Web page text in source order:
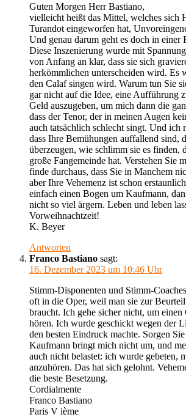
Guten Morgen Herr Bastiano,
vielleicht heißt das Mittel, welches sich
Turandot eingeworfen hat,
Und genau darum geht es doch in einer
Diese Inszenierung wurde mit
von Anfang an klar, dass sie sich
herkömmlichen unterscheiden wird. Es
den Calaf singen wird. Warum tun Sie
gar nicht auf die Idee, eine Aufführung
Geld auszugeben, um mich dann die
dass der Tenor, der in meinen Augen
auch tatsächlich schlecht singt. Und ich
dass Ihre Bemühungen auffallend sind,
überzeugen, wie schlimm sie es finden,
große Fangemeinde hat. Verstehen Sie
finde durchaus, dass Sie in Manchem
aber Ihre Vehemenz ist schon
einfach einen Bogen um Kaufmann,
nicht so viel ärgern. Leben und leben
Vorweihnachtzeit!
K. Beyer
Antworten
Franco Bastiano sagt:
16. Dezember 2023 um 10:46 Uhr
Stimm-Disponenten und Stimm-
oft in die Oper, weil man sie zur
braucht. Ich gehe sicher nicht, um einen
hören. Ich wurde geschickt wegen der
den besten Eindruck machte. Sorgen
Kaufmann bringt mich nicht um, und
auch nicht belastet: ich wurde gebeten,
anzuhören. Das hat sich gelohnt.
die beste Besetzung.
Cordialmente
Franco Bastiano
Paris V ième